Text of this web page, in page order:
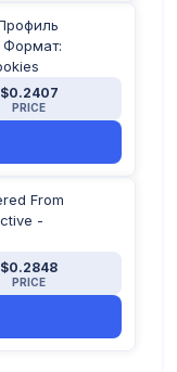
Формат:
$0.2407
PRICE
From
-
$0.2848
PRICE